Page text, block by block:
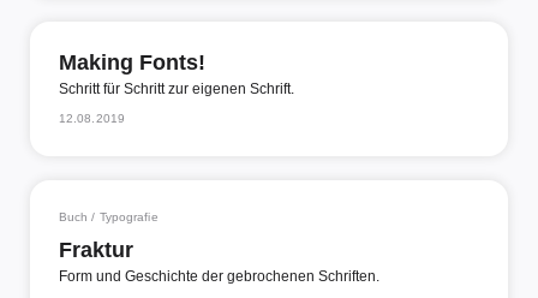
Making Fonts!
Schritt für Schritt zur eigenen Schrift.
12.08.2019
Buch / Typografie
Fraktur
Form und Geschichte der gebrochenen Schriften.